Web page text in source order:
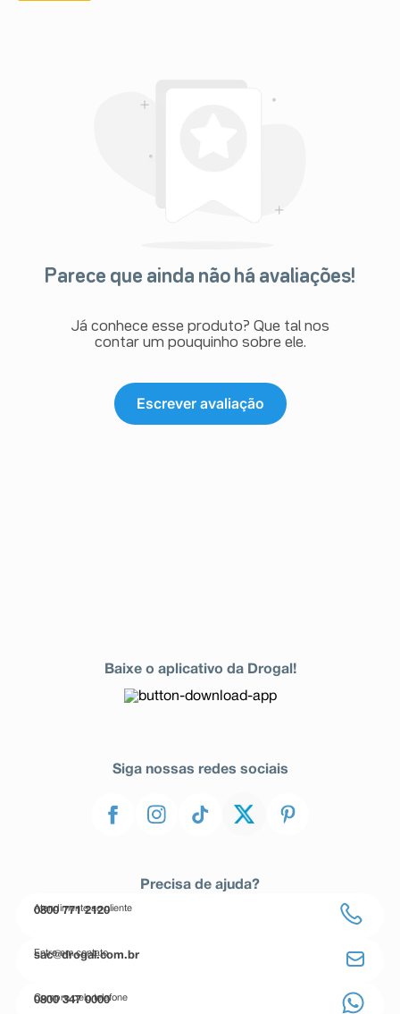
Parece que ainda não há avaliações!
Já conhece esse produto? Que tal nos
contar um pouquinho sobre ele.
Escrever avaliação
Baixe o aplicativo da Drogal!
Siga nossas redes sociais
Precisa de ajuda?
Atendimento ao cliente
0800 771 2120
Entre em contato
sac@drogal.com.br
Compre pelo telefone
0800 347 0000